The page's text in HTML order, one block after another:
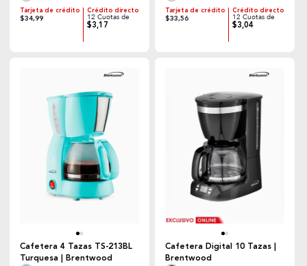
Tarjeta de crédito
$34,99
Crédito directo
12 Cuotas de
$3,17
Tarjeta de crédito
$33,56
Crédito directo
12 Cuotas de
$3,04
Cafetera 4 Tazas TS-213BL
Turquesa | Brentwood
Cafetera Digital 10 Tazas |
Brentwood